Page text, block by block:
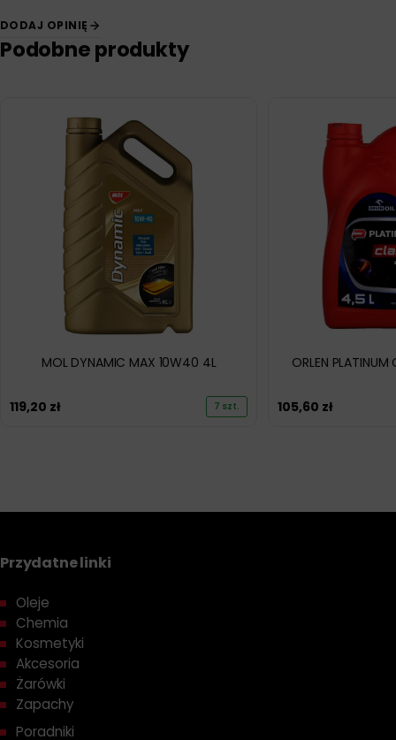
DODAJ OPINIĘ
Podobne produkty
MOL DYNAMIC MAX 10W40 4L
119,20 zł 7 szt.
ORLEN
105,60 zł
Przydatne linki
Oleje
Chemia
Kosmetyki
Akcesoria
Żarówki
Zapachy
Poradniki